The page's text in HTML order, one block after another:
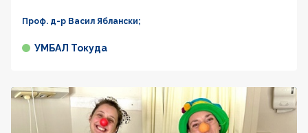
Проф. д-р Васил Яблански;
УМБАЛ Токуда